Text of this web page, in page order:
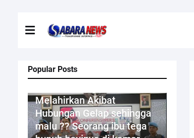
Popular Posts
Melahirkan Akibat
Hubungan Gelap sehingga
malu ?? Seorang ibu tega